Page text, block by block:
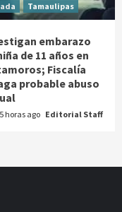
Tamaulipas
embarazo
de 11 años en
Fiscalía
probable abuso
horas ago Editorial Staff